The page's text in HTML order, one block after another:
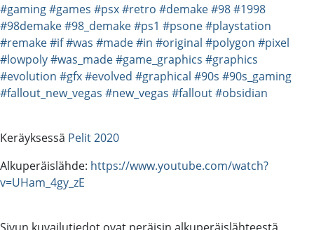
#gaming#games #psx#retro #demake#98#1998
#98demake#98_demake#ps1 #psone#playstation
#remake#if#was #made#in #original #polygon #pixel
#lowpoly#was_made#game_graphics #graphics
#evolution #gfx#evolved #graphical #90s #90s_gaming
#fallout_new_vegas #new_vegas #fallout#obsidian
Keräyksessä Pelit 2020
Alkuperäislähde: https://www.youtube.com/watch?
v=UHam_4gy_zE